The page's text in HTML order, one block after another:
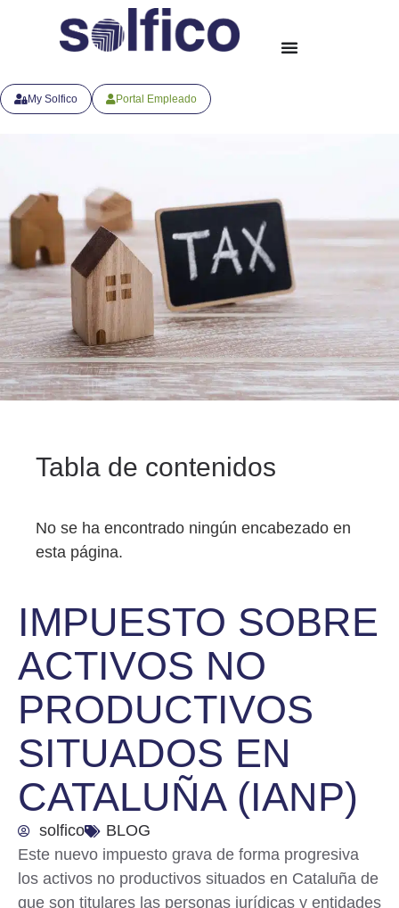
My Solfico Portal Empleado
Tabla de contenidos
No se ha encontrado ningún encabezado en
esta página.
IMPUESTO SOBRE
ACTIVOS NO
PRODUCTIVOS
SITUADOS EN
CATALUÑA (IANP)
solfico
BLOG
Este nuevo impuesto grava de forma progresiva
los activos no productivos situados en Cataluña de
que son titulares las personas jurídicas y entidades